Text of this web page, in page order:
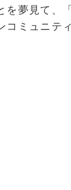
を夢見て、
コミュニテ